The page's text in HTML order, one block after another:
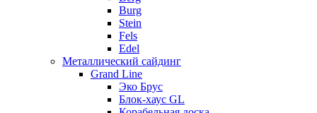
Burg
Stein
Fels
Edel
Металлический сайдинг
Grand Line
Эко Брус
Блок-хаус GL